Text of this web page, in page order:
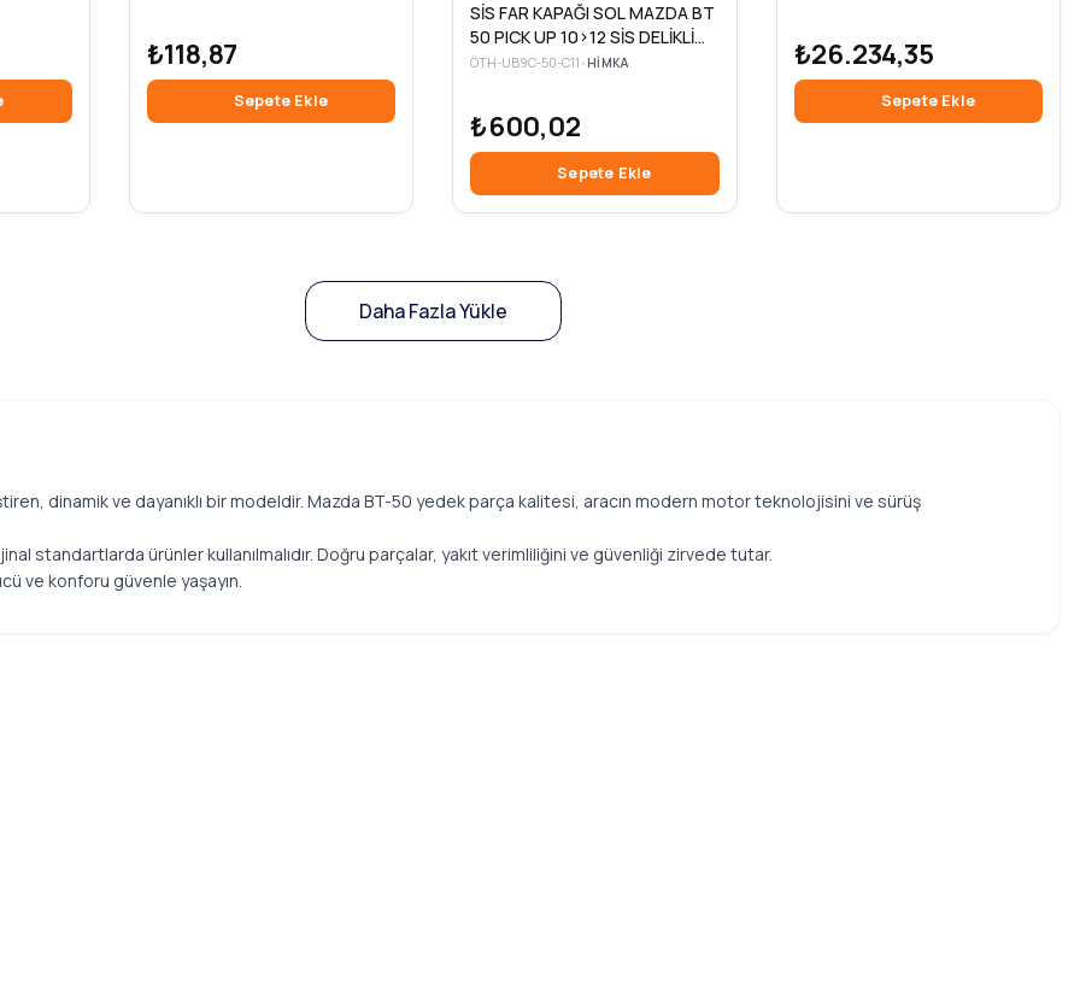
₺118,87
Sepete Ekle
SİS FAR KAPAĞI SOL MAZDA BT
50 PICK UP 10>12 SİS DELİKLİ
SİYAH
ÖTH-UB9C-50-C11 •HIMKA
₺600,02
Sepete Ekle
₺26.234,35
Sepete Ekle
Daha Fazla Yükle
dinamik ve dayanıklı bir modeldir. Mazda BT-50 yedek parça kalitesi, aracın modern motor teknolojisini ve sürüş
ürünler kullanılmalıdır. Doğru parçalar, yakıt verimliliğini ve güvenliği zirvede tutar.
ve konforu güvenle yaşayın.